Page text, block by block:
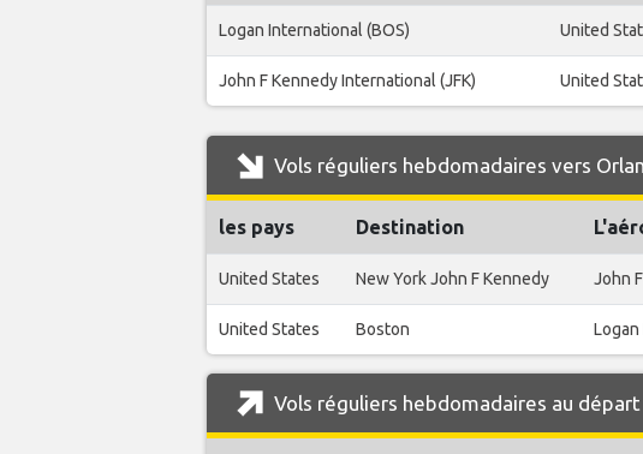
Logan International (BOS) United
John F Kennedy International (JFK) United
Vols réguliers hebdomadaires vers
les pays Destination
United States New York John F Kennedy John
United States Boston Logan
Vols réguliers hebdomadaires au